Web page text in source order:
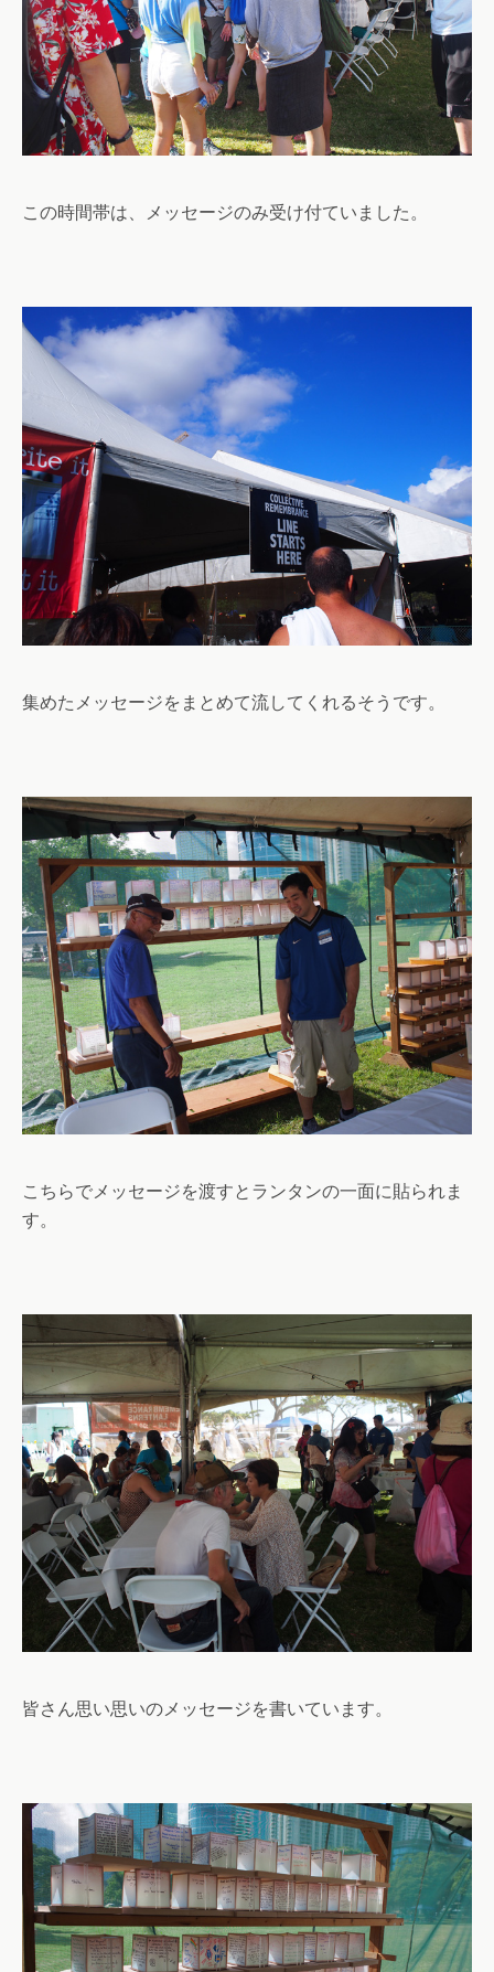
この時間帯は、メッセージのみ受け付ていました。
集めたメッセージをまとめて流してくれるそうです。
こちらでメッセージを渡すとランタンの一面に貼られま
す。
皆さん思い思いのメッセージを書いています。